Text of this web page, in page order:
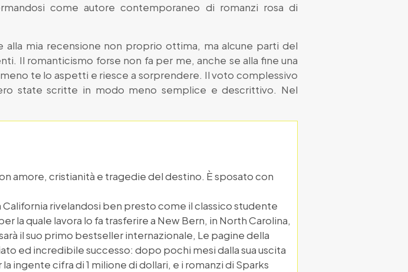
come autore contemporaneo di romanzi rosa di
mia recensione non proprio ottima, ma alcune parti del
Il romanticismo forse non fa per me, anche se alla fine una
te lo aspetti e riesce a sorprendere. Il voto complessivo
state scritte in modo meno semplice e descrittivo. Nel
amore, cristianità e tragedie del destino. È sposato con
California rivelandosi ben presto come il classico studente
la quale lavora lo fa trasferire a New Bern, in North Carolina,
il suo primo bestseller internazionale, Le pagine della
ed incredibile successo: dopo pochi mesi dalla sua uscita
ingente cifra di 1 milione di dollari, e i romanzi di Sparks